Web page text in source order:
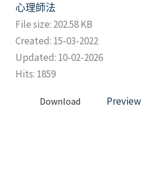
心理師法
File size: 202.58 KB
Created: 15-03-2022
Updated: 10-02-2026
Hits: 1859
Download Preview